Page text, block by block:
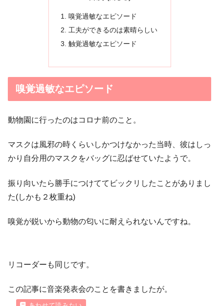
嗅覚過敏なエピソード
工夫ができるのは素晴らしい
触覚過敏なエピソード
嗅覚過敏なエピソード
動物園に行ったのはコロナ前のこと。
マスクは風邪の時くらいしかつけなかった当時、彼はしっ
かり自分用のマスクをバッグに忍ばせていたようで。
振り向いたら勝手につけててビックリしたことがありまし
た(しかも２枚重ね)
嗅覚が鋭いから動物の匂いに耐えられないんですね。
リコーダーも同じです。
この記事に音楽発表会のことを書きましたが。